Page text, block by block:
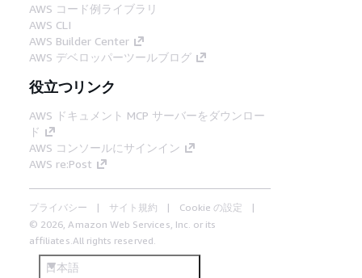
AWS コード例ライブラリ
AWS CLI
AWS Builder Center
AWS デベロッパーツールブログ
役立つリンク
AWS ドキュメント MCP サーバーをダウンロー
ド
AWS コンソールにサインイン
AWS re:Post
プライバシー サイト規約
Cookie の設定
© 2026, Amazon Web Services, Inc. or its
affiliates.All rights reserved.
日本語